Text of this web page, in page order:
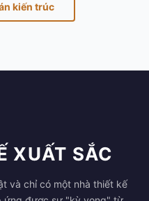
kiến trúc
XUẤT SẮC
và chỉ có một nhà thiết kế